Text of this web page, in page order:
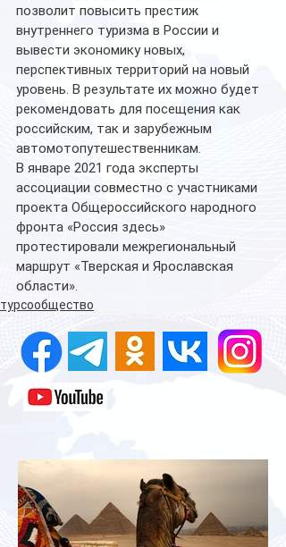
позволит повысить престиж
внутреннего туризма в России и
вывести экономику новых,
перспективных территорий на новый
уровень. В результате их можно будет
рекомендовать для посещения как
российским, так и зарубежным
автомотопутешественникам.
В январе 2021 года эксперты
ассоциации совместно с участниками
проекта Общероссийского народного
фронта «Россия здесь»
протестировали межрегиональный
маршрут «Тверская и Ярославская
области».
турсообщество